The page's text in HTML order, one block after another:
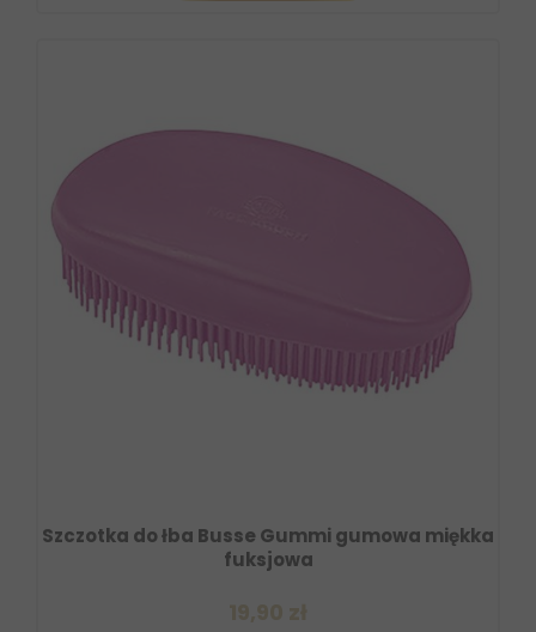
Szczotka do łba Busse Gummi gumowa miękka
fuksjowa